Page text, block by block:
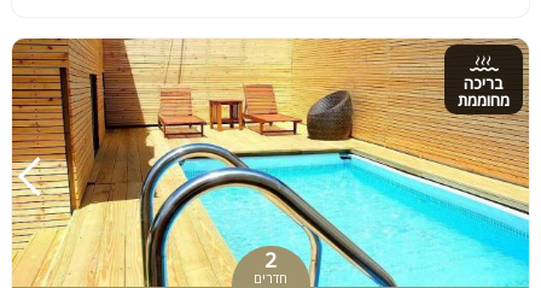
בריכה
מחוממת
2
חדרים